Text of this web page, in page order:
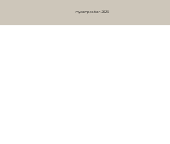
mycomposition 2023